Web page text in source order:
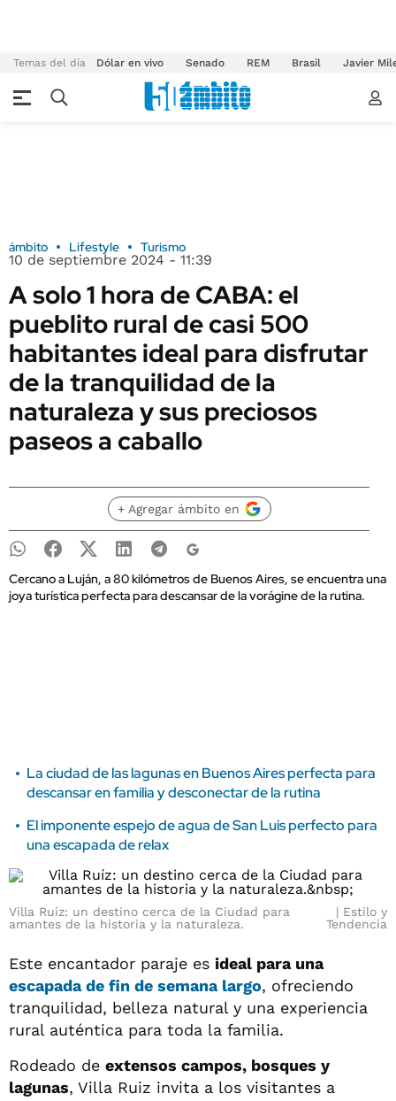
Temas del día Dólar en vivo Senado REM Brasil Javier
ámbito Lifestyle Turismo
10 de septiembre 2024 - 11:39
A solo 1 hora de CABA: el
pueblito rural de casi 500
habitantes ideal para disfrutar
de la tranquilidad de la
naturaleza y sus preciosos
paseos a caballo
+ Agregar ámbito en
Cercano a Luján, a 80 kilómetros de Buenos Aires, se encuentra una
joya turística perfecta para descansar de la vorágine de la rutina.
La ciudad de las lagunas en Buenos Aires perfecta para
descansar en familia y desconectar de la rutina
El imponente espejo de agua de San Luis perfecto para
una escapada de relax
Villa Ruíz: un destino cerca de la Ciudad para
amantes de la historia y la naturaleza.
Estilo y
Tendencia
Este encantador paraje es ideal para una
escapada de fin de semana largo, ofreciendo
tranquilidad, belleza natural y una experiencia
rural auténtica para toda la familia.
Rodeado de extensos campos, bosques y
lagunas, Villa Ruiz invita a los visitantes a